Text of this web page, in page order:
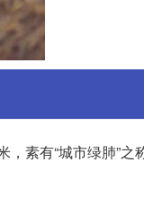
素有“城市绿肺”